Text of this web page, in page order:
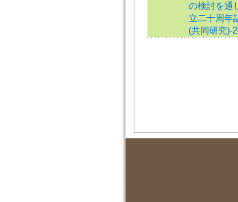
の検討を通
立二十周年
(共同研究)-